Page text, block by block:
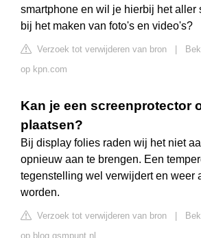
smartphone en wil je hierbij het aller
bij het maken van foto's en video's?
Verzoek tot verwijderen van bron
op kpn.com
Kan je een screenprotector
plaatsen?
Bij display folies raden wij het niet
opnieuw aan te brengen. Een
tegenstelling wel verwijdert en weer
worden.
Verzoek tot verwijderen van bron
op blog.gsmpunt.nl